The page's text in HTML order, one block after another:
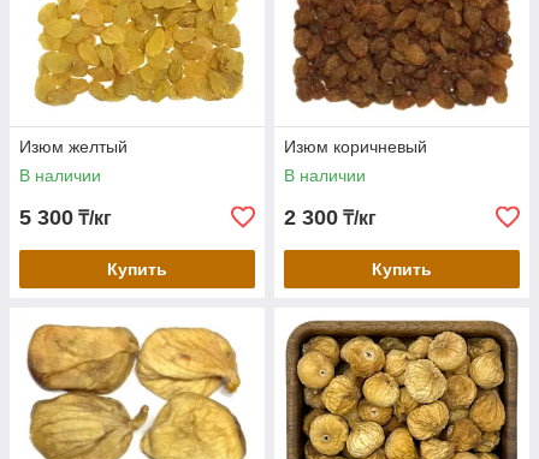
Изюм желтый
В наличии
5 300 ₸/кг
Купить
Изюм коричневый
В наличии
2 300 ₸/кг
Купить